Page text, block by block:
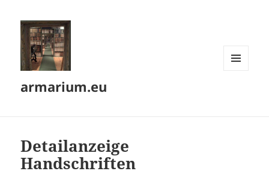
armarium.eu
Detailanzeige
Handschriften